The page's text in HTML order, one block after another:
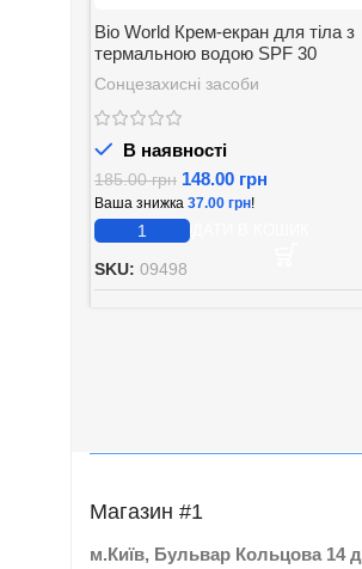
Bio World Крем-екран для тіла з
термальною водою SPF 30
Сонцезахисні засоби
В наявності
185.00грн 148.00 грн
Ваша знижка 37.00 грн!
SKU: 09498
Магазин #1
м.Київ, Бульвар Кольцова 14 д